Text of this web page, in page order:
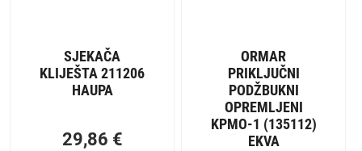
SJEKAČA
KLIJEŠTA 211206
HAUPA
29,86 €
ORMAR
PRIKLJUČNI
PODŽBUKNI
OPREMLJENI
KPMO-1 (135112)
EKVA